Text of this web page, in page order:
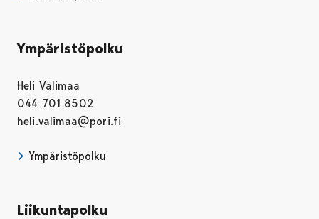
Ympäristöpolku
Heli Välimaa
044 701 8502
heli.valimaa@pori.fi
Ympäristöpolku
Liikuntapolku